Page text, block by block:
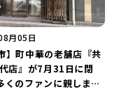
月05日
】町中華の老舗店『共
店』が7月31日に閉
のファンに親しまれ